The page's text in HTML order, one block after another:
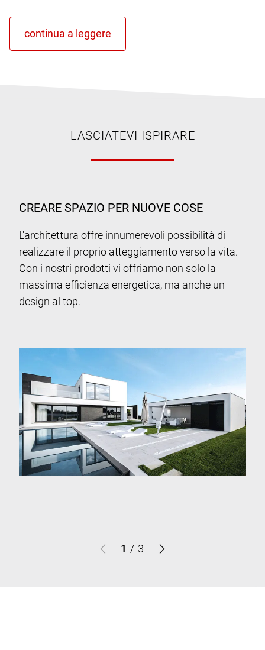
LASCIATEVI ISPIRARE
CREARE SPAZIO PER NUOVE COSE
L'architettura offre innumerevoli possibilità di
realizzare il proprio atteggiamento verso la vita.
Con i nostri prodotti vi offriamo non solo la
massima efficienza energetica, ma anche un
design al top.
1 / 3